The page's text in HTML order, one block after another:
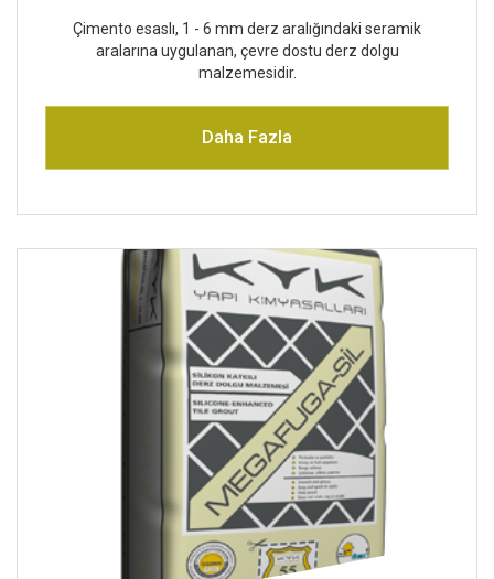
Çimento esaslı, 1 - 6 mm derz aralığındaki seramik
aralarına uygulanan, çevre dostu derz dolgu
malzemesidir.
Daha Fazla